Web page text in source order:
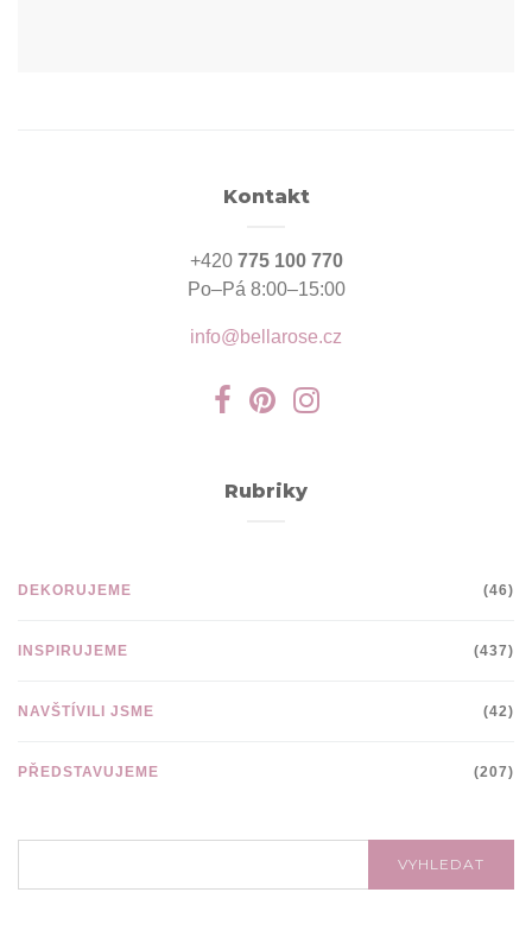
Kontakt
+420 775 100 770
Po–Pá 8:00–15:00
info@bellarose.cz
Rubriky
DEKORUJEME (46)
INSPIRUJEME (437)
NAVŠTÍVILI JSME (42)
PŘEDSTAVUJEME (207)
VYHLEDAT